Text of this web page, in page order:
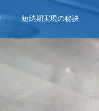
短納期実現の秘訣